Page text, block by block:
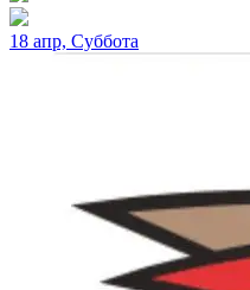
18 апр, Суббота